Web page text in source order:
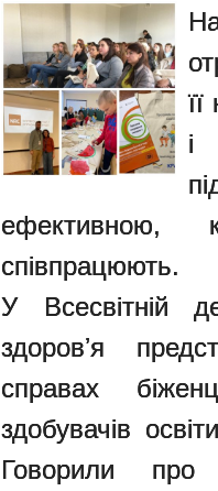
і
ефективною,
співпрацюють.
У Всесвітній
здоровʼя
справах
здобувачів
Говорили про